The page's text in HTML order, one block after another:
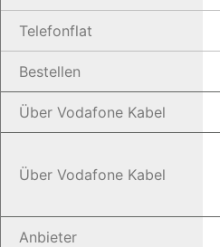
Telefonflat
Bestellen
Über Vodafone Kabel
Über Vodafone Kabel
Anbieter